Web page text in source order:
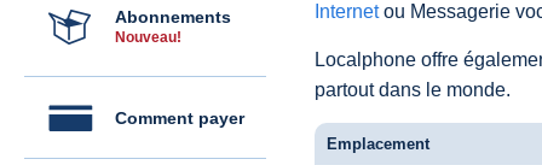
Abonnements
Nouveau!
Comment payer
Internetou Messagerie
Localphone offre
partout dans le monde.
Emplacement